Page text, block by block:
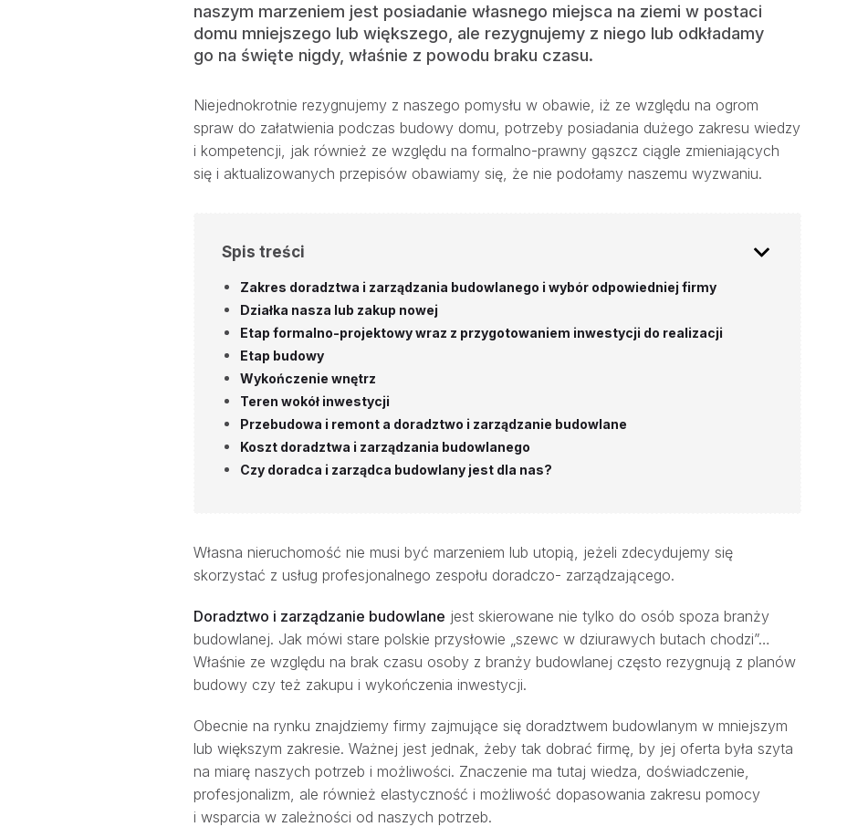
naszym marzeniem jest posiadanie własnego miejsca na ziemi w postaci
domu mniejszego lub większego, ale rezygnujemy z niego lub odkładamy
go na święte nigdy, właśnie z powodu braku czasu.
Niejednokrotnie rezygnujemy z naszego pomysłu w obawie, iż ze względu na ogrom
spraw do załatwienia podczas budowy domu, potrzeby posiadania dużego zakresu wiedzy
i kompetencji, jak również ze względu na formalno-prawny gąszcz ciągle zmieniających
się i aktualizowanych przepisów obawiamy się, że nie podołamy naszemu wyzwaniu.
Spis treści
Zakres doradztwa i zarządzania budowlanego i wybór odpowiedniej firmy
Działka nasza lub zakup nowej
Etap formalno-projektowy wraz z przygotowaniem inwestycji do realizacji
Etap budowy
Wykończenie wnętrz
Teren wokół inwestycji
Przebudowa i remont a doradztwo i zarządzanie budowlane
Koszt doradztwa i zarządzania budowlanego
Czy doradca i zarządca budowlany jest dla nas?
Własna nieruchomość nie musi być marzeniem lub utopią, jeżeli zdecydujemy się
skorzystać z usług profesjonalnego zespołu doradczo- zarządzającego.
Doradztwo i zarządzanie budowlane jest skierowane nie tylko do osób spoza branży
budowlanej. Jak mówi stare polskie przysłowie „szewc w dziurawych butach chodzi”…
Właśnie ze względu na brak czasu osoby z branży budowlanej często rezygnują z planów
budowy czy też zakupu i wykończenia inwestycji.
Obecnie na rynku znajdziemy firmy zajmujące się doradztwem budowlanym w mniejszym
lub większym zakresie. Ważnej jest jednak, żeby tak dobrać firmę, by jej oferta była szyta
na miarę naszych potrzeb i możliwości. Znaczenie ma tutaj wiedza, doświadczenie,
profesjonalizm, ale również elastyczność i możliwość dopasowania zakresu pomocy
i wsparcia w zależności od naszych potrzeb.